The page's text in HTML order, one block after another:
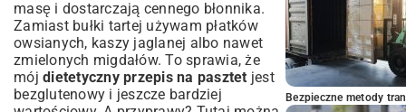
masę i dostarczają cennego błonnika.
Zamiast bułki tartej używam płatków
owsianych, kaszy jaglanej albo nawet
zmielonych migdałów. To sprawia, że
mój dietetyczny przepis na pasztet jest
bezglutenowy i jeszcze bardziej
Bezpieczne metody